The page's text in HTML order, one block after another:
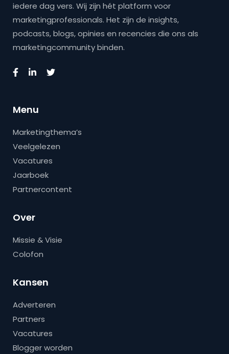
iedere dag vers. Wij zijn hét platform voor
marketingprofessionals. Het zijn de insights,
podcasts, blogs, opinies en recencies die ons als
marketingcommunity binden.
Menu
Marketingthema’s
Veelgelezen
Vacatures
Jaarboek
Partnercontent
Over
Missie & Visie
Colofon
Kansen
Adverteren
Partners
Vacatures
Blogger worden